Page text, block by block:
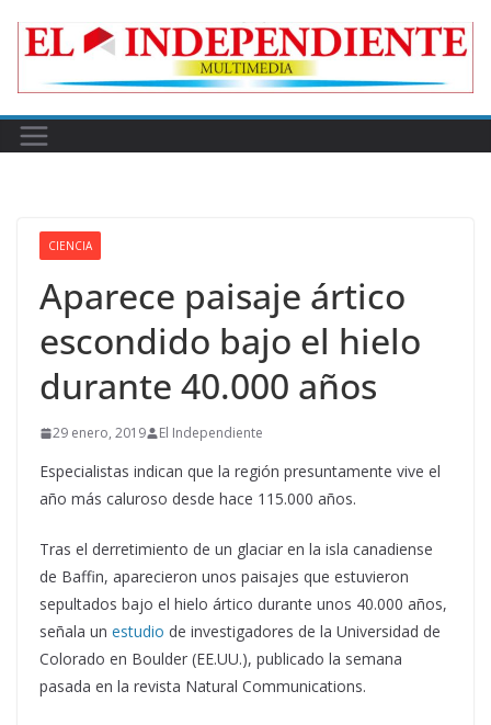
CIENCIA
Aparece paisaje ártico
escondido bajo el hielo
durante 40.000 años
29 enero, 2019 El Independiente
Especialistas indican que la región presuntamente vive el
año más caluroso desde hace 115.000 años.
Tras el derretimiento de un glaciar en la isla canadiense
de Baffin, aparecieron unos paisajes que estuvieron
sepultados bajo el hielo ártico durante unos 40.000 años,
señala un estudio de investigadores de la Universidad de
Colorado en Boulder (EE.UU.), publicado la semana
pasada en la revista Natural Communications.